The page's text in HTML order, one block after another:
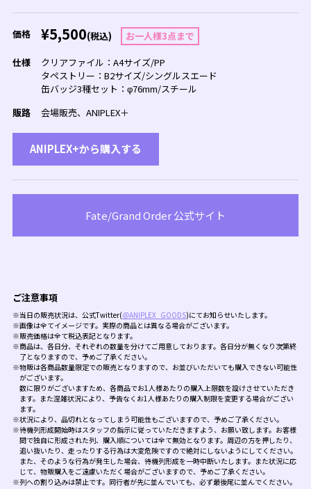
価格 ¥5,500(税込)
お一人様3点まで
仕様
クリアファイル：A4サイズ/PP
タペストリー：B2サイズ/シングルスエード
缶バッジ3種セット：φ76mm/スチール
販路
会場販売、ANIPLEX＋
ANIPLEX+から購入する
Fate/Grand Order 公式サイト
ご注意事項
※当日の販売状況は、公式Twitter(＠ANIPLEX_GOODS)にてお知らせいたします。
※画像は全てイメージです。実際の商品とは異なる場合がございます。
※販売価格は全て税込表記となります。
※商品は、各日分、それぞれの数量を分けてご用意しております。各日分が無くなり次第終
了となりますので、予めご了承ください。
※物販は各商品数量限定での販売となりますので、お並びいただいても購入できない可能性
がございます。
数に限りがございますため、各商品でお1人様あたりの購入上限数を設けさせていただき
ます。また混雑状況により、予告なくお1人様あたりの購入制限を変更する場合がござい
ます。
※状況により、品切れとなってしまう可能性もございますので、予めご了承ください。
※待機列形成開始時はスタッフの指示に従っていただきますよう、お願い致します。お客様
間で独自に形成された列、購入順については全て無効となります。周辺の方を押したり、
追い抜いたり、走ったりする行為は大変危険ですので絶対にしないようにしてください。
また、そのような行為が発生した場合、待機列形成を一時中断いたします。また状況に応
じて、物販購入をご遠慮いただく場合がございますので、予めご了承ください。
※列への割り込みは禁止です。同行者が先に並んでいても、必ず最後尾に並んでください。